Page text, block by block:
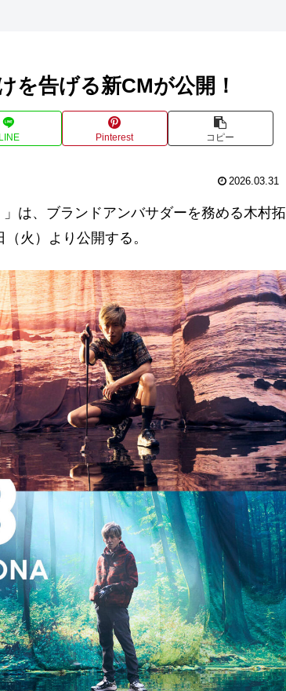
を告げる新CMが公開！
LINE Pinterest コピー
2026.03.31
は、ブランドアンバサダーを務める木村拓
火）より公開する。